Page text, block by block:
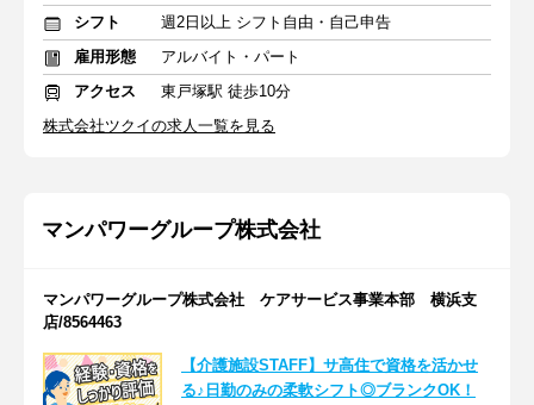
シフト
週2日以上 シフト自由・自己申告
雇用形態
アルバイト・パート
アクセス
東戸塚駅 徒歩10分
株式会社ツクイの求人一覧を見る
マンパワーグループ株式会社
マンパワーグループ株式会社 ケアサービス事業本部 横浜支
店/8564463
【介護施設STAFF】サ高住で資格を活かせ
る♪日勤のみの柔軟シフト◎ブランクOK！